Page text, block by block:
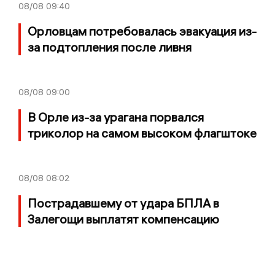
08/08 09:40
Орловцам потребовалась эвакуация из-
за подтопления после ливня
08/08 09:00
В Орле из-за урагана порвался
триколор на самом высоком флагштоке
08/08 08:02
Пострадавшему от удара БПЛА в
Залегощи выплатят компенсацию